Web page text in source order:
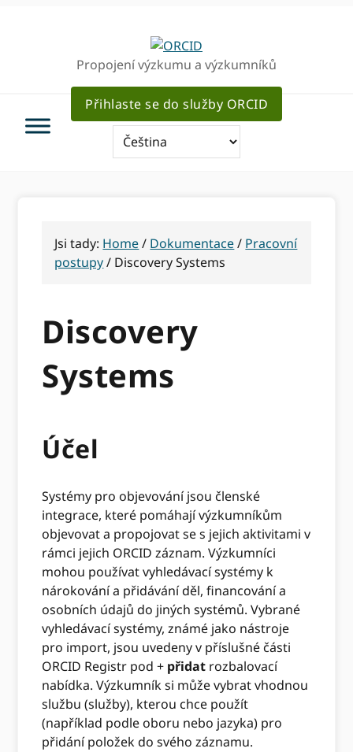
Propojení výzkumu a výzkumníků
Přihlaste se do služby ORCID
Jsi tady: Home/ Dokumentace/ Pracovní
postupy/ Discovery Systems
Discovery
Systems
Účel
Systémy pro objevování jsou členské
integrace, které pomáhají výzkumníkům
objevovat a propojovat se s jejich aktivitami v
rámci jejich ORCID záznam. Výzkumníci
mohou používat vyhledávací systémy k
nárokování a přidávání děl, financování a
osobních údajů do jiných systémů. Vybrané
vyhledávací systémy, známé jako nástroje
pro import, jsou uvedeny v příslušné části
ORCID Registr pod + přidat rozbalovací
nabídka. Výzkumník si může vybrat vhodnou
službu (služby), kterou chce použít
(například podle oboru nebo jazyka) pro
přidání položek do svého záznamu.